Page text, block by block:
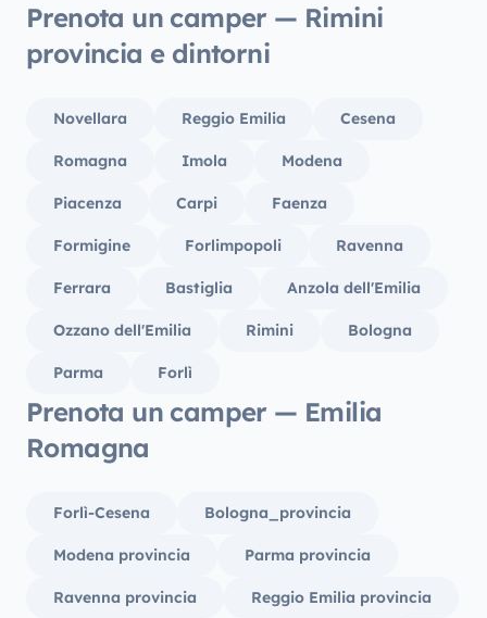
Prenota un camper — Rimini
provincia e dintorni
Novellara Reggio Emilia Cesena
Romagna Imola Modena
Piacenza Carpi Faenza
Formigine Forlimpopoli Ravenna
Ferrara Bastiglia Anzola dell'Emilia
Ozzano dell'Emilia Rimini Bologna
Parma Forlì
Prenota un camper — Emilia
Romagna
Forlì-Cesena Bologna_provincia
Modena provincia Parma provincia
Ravenna provincia Reggio Emilia provincia